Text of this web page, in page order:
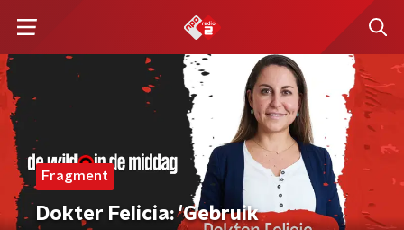
Fragment
Dokter Felicia: 'Gebruik